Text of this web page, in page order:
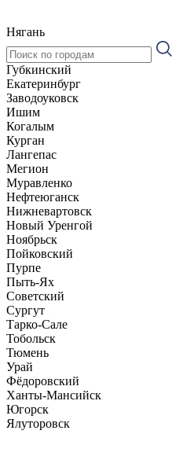
Нягань
Губкинский
Екатеринбург
Заводоуковск
Ишим
Когалым
Курган
Лангепас
Мегион
Муравленко
Нефтеюганск
Нижневартовск
Новый Уренгой
Ноябрьск
Пойковский
Пурпе
Пыть-Ях
Советский
Сургут
Тарко-Сале
Тобольск
Тюмень
Урай
Фёдоровский
Ханты-Мансийск
Югорск
Ялуторовск